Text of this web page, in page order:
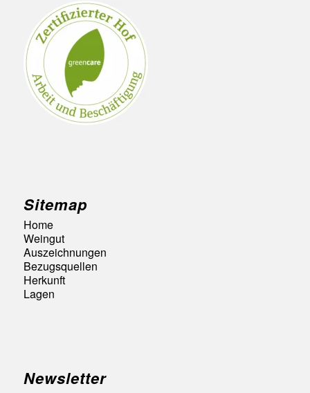
Sitemap
Home
Weingut
Auszeichnungen
Bezugsquellen
Herkunft
Lagen
Newsletter